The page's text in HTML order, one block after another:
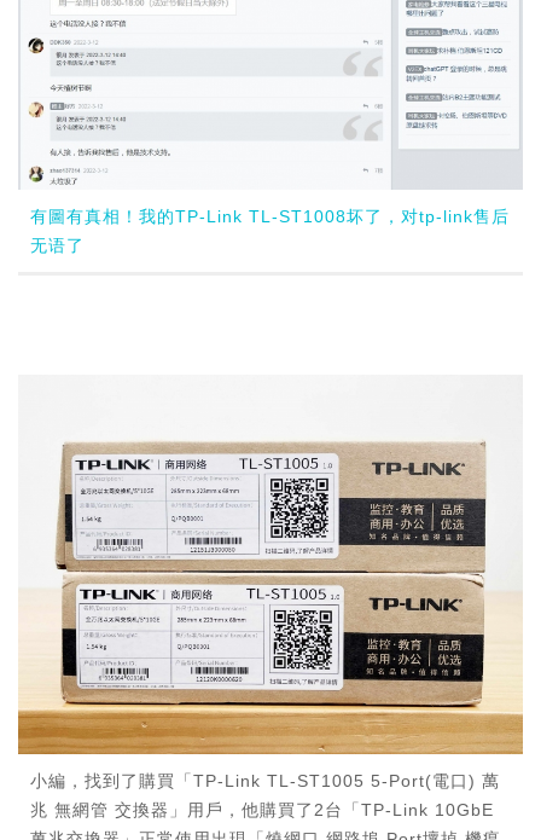
有圖有真相！我的TP-Link TL-ST1008坏了，对tp-link售后
无语了
小編，找到了購買「TP-Link TL-ST1005 5-Port(電口) 萬
兆 無網管 交換器」用戶，他購買了2台「TP-Link 10GbE